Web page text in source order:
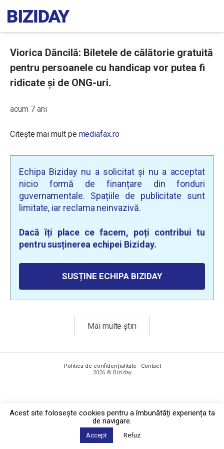
Viorica Dăncilă: Biletele de călătorie gratuită
pentru persoanele cu handicap vor putea fi
ridicate şi de ONG-uri.
acum 7 ani
Citește mai mult pe mediafax.ro
Echipa Biziday nu a solicitat și nu a acceptat
nicio formă de finanțare din fonduri
guvernamentale. Spațiile de publicitate sunt
limitate, iar reclama neinvazivă.
Dacă îți place ce facem, poți contribui tu
pentru susținerea echipei Biziday.
SUSȚINE ECHIPA BIZIDAY
Mai multe știri
Politica de confidențialitate · Contact
2026 © Biziday
Acest site foloseşte cookies pentru a îmbunătăți experiența ta
de navigare.
Accept Refuz